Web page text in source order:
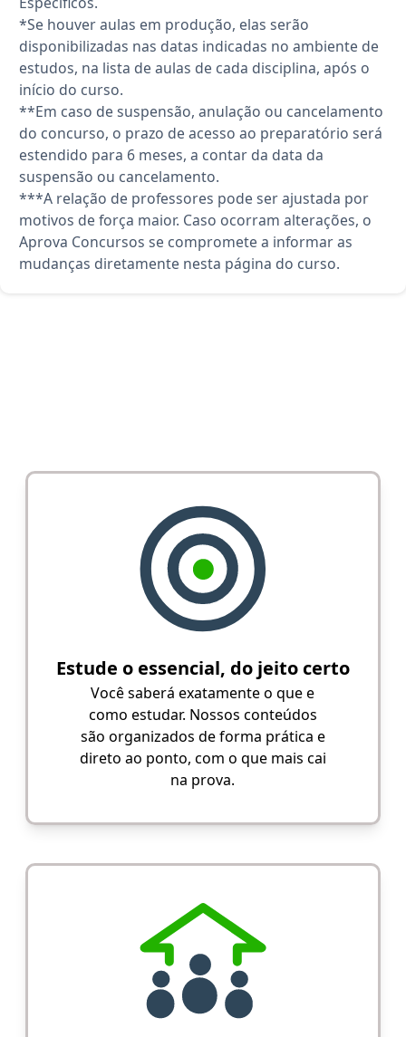
*Se houver aulas em produção, elas serão
disponibilizadas nas datas indicadas no ambiente de
estudos, na lista de aulas de cada disciplina, após o
início do curso.
**Em caso de suspensão, anulação ou cancelamento
do concurso, o prazo de acesso ao preparatório será
estendido para 6 meses, a contar da data da
suspensão ou cancelamento.
***A relação de professores pode ser ajustada por
motivos de força maior. Caso ocorram alterações, o
Aprova Concursos se compromete a informar as
mudanças diretamente nesta página do curso.
Estude o essencial, do jeito certo
Você saberá exatamente o que e
como estudar. Nossos conteúdos
são organizados de forma prática e
direto ao ponto, com o que mais cai
na prova.